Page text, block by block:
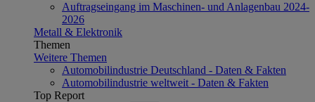
Auftragseingang im Maschinen- und Anlagenbau 2024-
2026
Metall & Elektronik
Themen
Weitere Themen
Automobilindustrie Deutschland - Daten & Fakten
Automobilindustrie weltweit - Daten & Fakten
Top Report